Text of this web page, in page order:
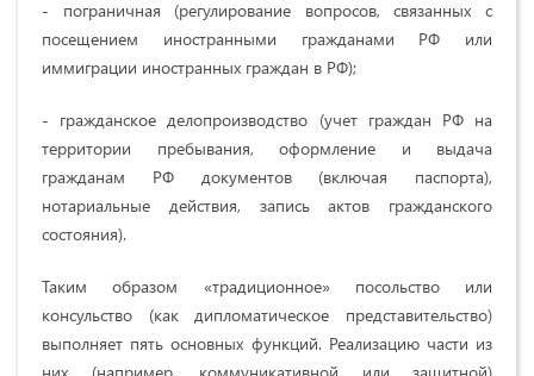
- пограничная (регулирование вопросов, связанных с
посещением иностранными гражданами РФ или
иммиграции иностранных граждан в РФ);
- гражданское делопроизводство (учет граждан РФ на
территории пребывания, оформление и выдача
гражданам РФ документов (включая паспорта),
нотариальные действия, запись актов гражданского
состояния).
Таким образом «традиционное» посольство или
консульство (как дипломатическое представительство)
выполняет пять основных функций. Реализацию части из